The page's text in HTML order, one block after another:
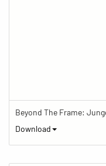
Download